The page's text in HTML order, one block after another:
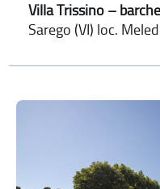
Villa Trissino –
Sarego (VI) loc.